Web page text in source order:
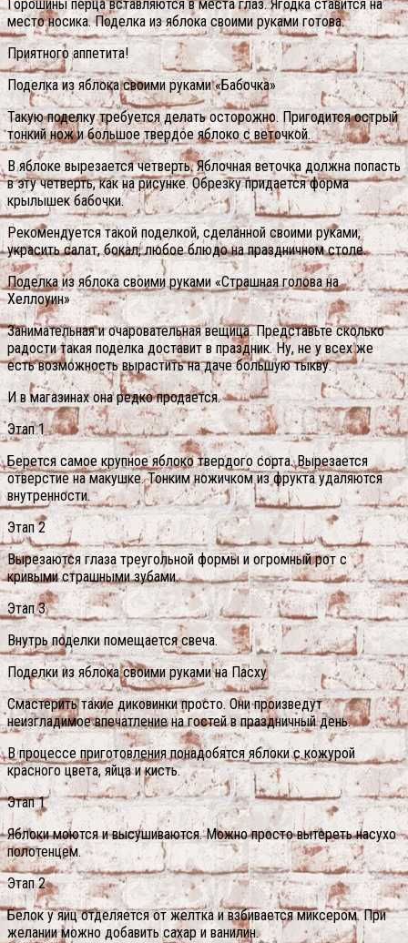
Горошины перца вставляются в места глаз.Ягодка ставится на
место носика. Поделка из яблока своими руками готова.
Приятного аппетита!
Поделка из яблока своими руками «Бабочка»
Такую поделку требуется делать осторожно. Пригодится острый
тонкий нож и большое твердое яблоко с веточкой.
В яблоке вырезается четверть. Яблочная веточка должна попасть
в эту четверть, как на рисунке. Обрезку придается форма
крылышек бабочки.
Рекомендуется такой поделкой, сделанной своими руками,
украсить салат, бокал, любое блюдо на праздничном столе.
Поделка из яблока своими руками «Страшная голова на
Хеллоуин»
Занимательная и очаровательная вещица. Представьте сколько
радости такая поделка доставит в праздник. Ну, не у всех же
есть возможность вырастить на даче большую тыкву.
И в магазинах она редко продается.
Этап 1
Берется самое крупное яблоко твердого сорта. Вырезается
отверстие на макушке. Тонким ножичком из фрукта удаляются
внутренности.
Этап 2
Вырезаются глаза треугольной формы и огромный рот с
кривыми страшными зубами.
Этап 3
Внутрь поделки помещается свеча.
Поделки из яблока своими руками на Пасху
Смастерить такие диковинки просто. Они произведут
неизгладимое впечатление на гостей в праздничный день.
В процессе приготовления понадобятся яблоки с кожурой
красного цвета, яйца и кисть.
Этап 1
Яблоки моются и высушиваются. Можно просто вытереть насухо
полотенцем.
Этап 2
Белок у яиц отделяется от желтка и взбивается миксером. При
желании можно добавить сахар и ванилин.